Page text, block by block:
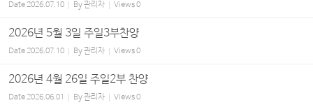
Date2026.07.10 By관리자 Views0
2026년 5월 3일 주일3부찬양
Date2026.07.10 By관리자 Views0
2026년 4월 26일 주일2부 찬양
Date2026.06.01 By관리자 Views0